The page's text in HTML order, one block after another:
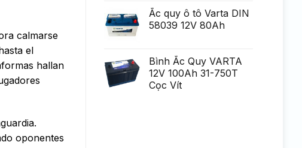
calmarse
el
hallan
oponentes
Ắc quy ô tô Varta DIN
58039 12V 80Ah
Bình Ắc Quy VARTA
12V 100Ah 31-750T
Cọc Vít